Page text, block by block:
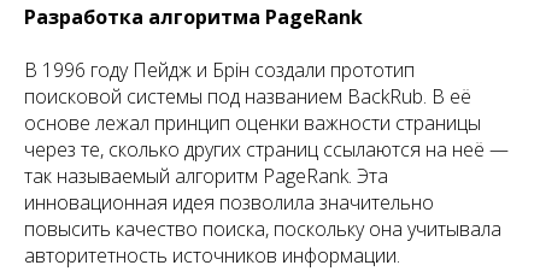
Разработка алгоритма PageRank
В 1996 году Пейдж и Брін создали прототип
поисковой системы под названием BackRub. В её
основе лежал принцип оценки важности страницы
через те, сколько других страниц ссылаются на неё —
так называемый алгоритм PageRank. Эта
инновационная идея позволила значительно
повысить качество поиска, поскольку она учитывала
авторитетность источников информации.